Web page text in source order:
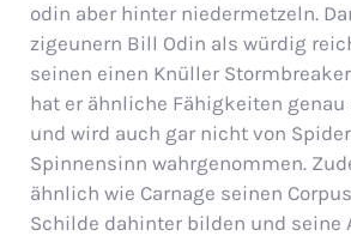
odin aber hinter niedermetzeln.
zigeunern Bill Odin als würdig
seinen einen Knüller
hat er ähnliche Fähigkeiten genau
und wird auch gar nicht von
Spinnensinn wahrgenommen.
ähnlich wie Carnage seinen
Schilde dahinter bilden und seine